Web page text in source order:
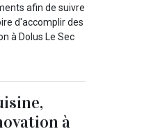
afin de suivre
d'accomplir des
à Dolus Le Sec
à